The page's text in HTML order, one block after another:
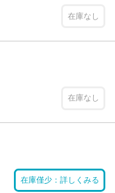
在庫なし
在庫なし
在庫僅少：詳しくみる